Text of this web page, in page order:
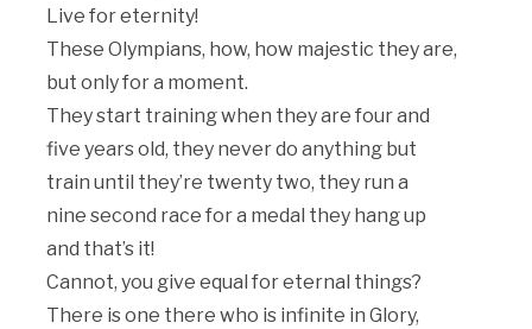
Live for eternity!
These Olympians, how, how majestic they are,
but only for a moment.
They start training when they are four and
five years old, they never do anything but
train until they’re twenty two, they run a
nine second race for a medal they hang up
and that’s it!
Cannot, you give equal for eternal things?
There is one there who is infinite in Glory,